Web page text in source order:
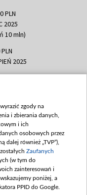
PLN
2025
10 mln)
2025
350
2025
PLN
(wpłata
zgody na
i zbierania danych,
i ich
osobowych przez
dalej również „TVP”),
Zaufanych
(w tym do
zainteresowań i
poniżej, a
PPID do Google.